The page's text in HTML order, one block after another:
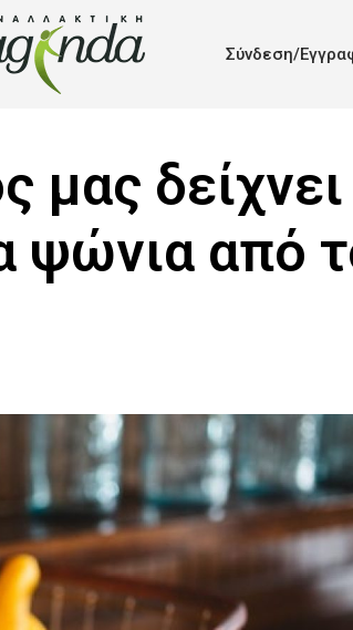
Σύνδεση/
μας
ψώνια από